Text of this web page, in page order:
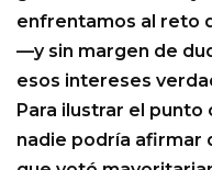
enfrentamos al reto
—y sin margen de
esos intereses
Para ilustrar el
nadie podría afirmar